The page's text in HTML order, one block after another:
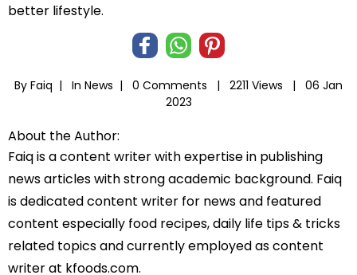
better lifestyle.
By Faiq | In News | 0 Comments | 2211 Views |
06 Jan
2023
About the Author:
Faiq is a content writer with expertise in publishing
news articles with strong academic background. Faiq
is dedicated content writer for news and featured
content especially food recipes, daily life tips & tricks
related topics and currently employed as content
writer at kfoods.com.